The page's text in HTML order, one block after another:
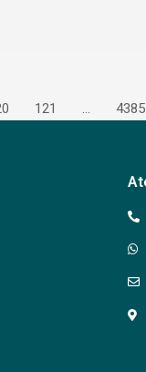
121 … 4385